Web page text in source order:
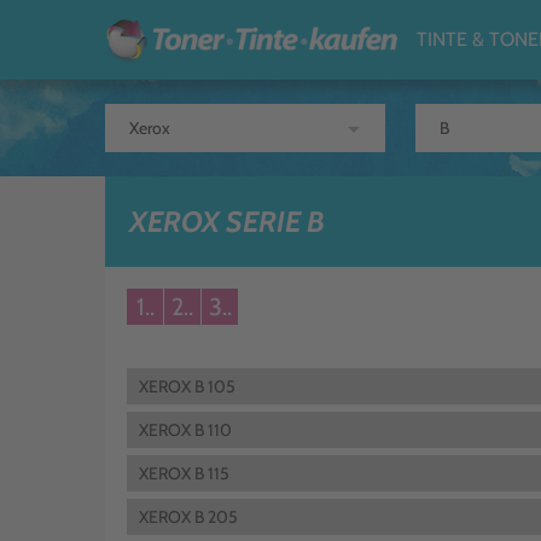
TINTE &
XEROX SERIE B
1.. 2.. 3..
XEROX B 105
XEROX B 110
XEROX B 115
XEROX B 205